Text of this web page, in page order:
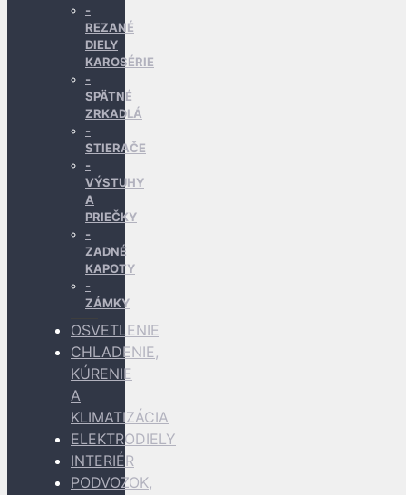
REZANÉ
DIELY
KAROSÉRIE
SPÄTNÉ
ZRKADLÁ
STIERAČE
VÝSTUHY
A
PRIEČKY
ZADNÉ
KAPOTY
ZÁMKY
OSVETLENIE
CHLADENIE,
KÚRENIE
A
KLIMATIZÁCIA
ELEKTRODIELY
INTERIÉR
PODVOZOK,